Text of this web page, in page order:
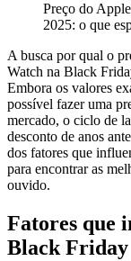
Preço do
2025: o que
A busca por qual o
Watch na Black
Embora os valores
possível fazer uma
mercado, o ciclo de
desconto de anos
dos fatores que
para encontrar as
ouvido.
Fatores que
Black Friday